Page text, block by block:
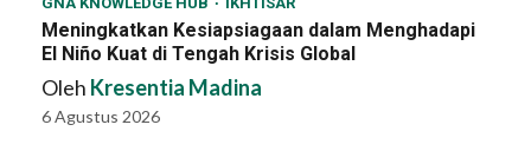
Meningkatkan Kesiapsiagaan dalam Menghadapi
El Niño Kuat di Tengah Krisis Global
Oleh Kresentia Madina
6 Agustus 2026